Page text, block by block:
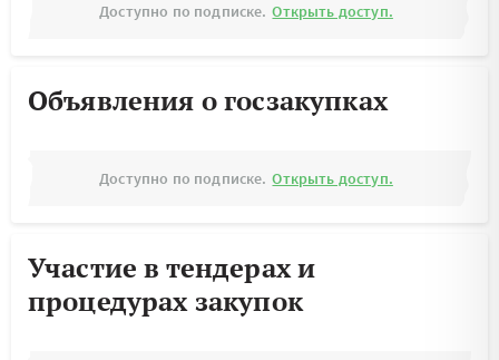
Доступно по подписке. Открыть доступ.
Объявления о госзакупках
Доступно по подписке. Открыть доступ.
Участие в тендерах и
процедурах закупок